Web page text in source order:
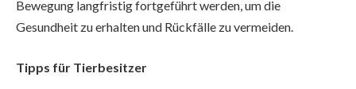
Bewegung langfristig fortgeführt werden, um die
Gesundheit zu erhalten und Rückfälle zu vermeiden.
Tipps für Tierbesitzer